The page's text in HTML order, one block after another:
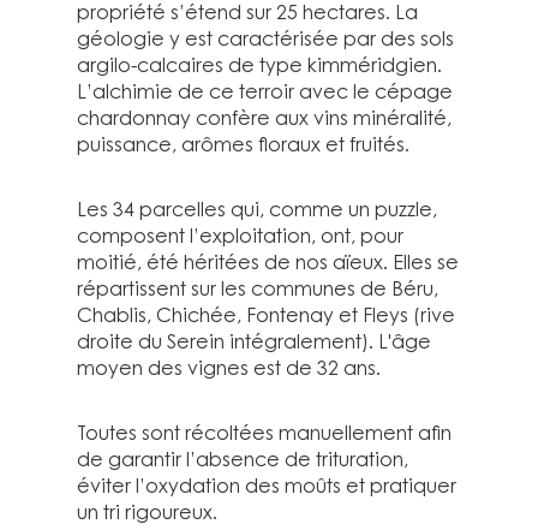
propriété s’étend sur 25 hectares. La
géologie y est caractérisée par des sols
argilo-calcaires de type kimméridgien.
L’alchimie de ce terroir avec le cépage
chardonnay confère aux vins minéralité,
puissance, arômes floraux et fruités.
Les 34 parcelles qui, comme un puzzle,
composent l’exploitation, ont, pour
moitié, été héritées de nos aïeux. Elles se
répartissent sur les communes de Béru,
Chablis, Chichée, Fontenay et Fleys (rive
droite du Serein intégralement). L'âge
moyen des vignes est de 32 ans.
Toutes sont récoltées manuellement afin
de garantir l’absence de trituration,
éviter l’oxydation des moûts et pratiquer
un tri rigoureux.